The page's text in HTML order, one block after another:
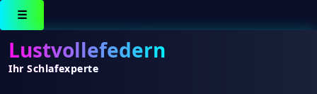
☰
Lustvollefedern
Ihr Schlafexperte